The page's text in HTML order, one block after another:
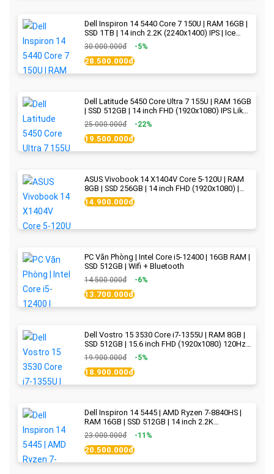
Dell Inspiron 14 5440 Core 7 150U | RAM 16GB |
SSD 1TB | 14 inch 2.2K (2240x1400) IPS | Ice
Blue - New Fullbox
30.000.000đ -5%
28.500.000đ
Dell Latitude 5450 Core Ultra 7 155U | RAM 16GB
| SSD 512GB | 14 inch FHD (1920x1080) IPS Like
new
25.000.000đ -22%
19.500.000đ
ASUS Vivobook 14 X1404V Core 5-120U | RAM
8GB | SSD 256GB | 14 inch FHD (1920x1080) |
Quiet Blue - New Fullbox
14.900.000đ
PC Văn Phòng | Intel Core i5-12400 | 16GB RAM |
SSD 512GB | Wifi + Bluetooth
14.500.000đ -6%
13.700.000đ
Dell Vostro 15 3530 Core i7-1355U | RAM 8GB |
SSD 512GB | 15.6 inch FHD (1920x1080) 120Hz
WVA | Black | New Fullbox
19.900.000đ -5%
18.900.000đ
Dell Inspiron 14 5445 | AMD Ryzen 7-8840HS |
RAM 16GB | SSD 512GB | 14 inch 2.2K
(2240x1400) IPS 300nits | Ice Blue - New Fullbox
23.000.000đ -11%
20.500.000đ